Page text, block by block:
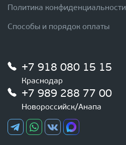
Политика конфиденциальности
Способы и порядок оплаты
+7 918 080 15 15
Краснодар
+7 989 288 77 00
Новороссийск/Анапа